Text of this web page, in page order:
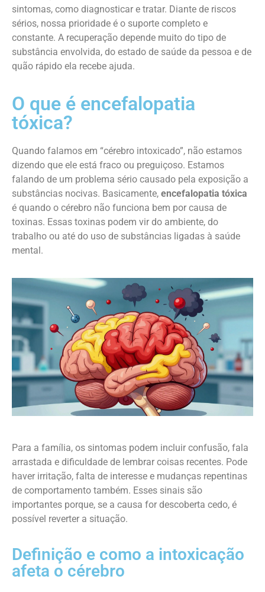
sintomas, como diagnosticar e tratar. Diante de riscos
sérios, nossa prioridade é o suporte completo e
constante. A recuperação depende muito do tipo de
substância envolvida, do estado de saúde da pessoa e de
quão rápido ela recebe ajuda.
O que é encefalopatia
tóxica?
Quando falamos em “cérebro intoxicado”, não estamos
dizendo que ele está fraco ou preguiçoso. Estamos
falando de um problema sério causado pela exposição a
substâncias nocivas. Basicamente, encefalopatia tóxica
é quando o cérebro não funciona bem por causa de
toxinas. Essas toxinas podem vir do ambiente, do
trabalho ou até do uso de substâncias ligadas à saúde
mental.
Para a família, os sintomas podem incluir confusão, fala
arrastada e dificuldade de lembrar coisas recentes. Pode
haver irritação, falta de interesse e mudanças repentinas
de comportamento também. Esses sinais são
importantes porque, se a causa for descoberta cedo, é
possível reverter a situação.
Definição e como a intoxicação
afeta o cérebro